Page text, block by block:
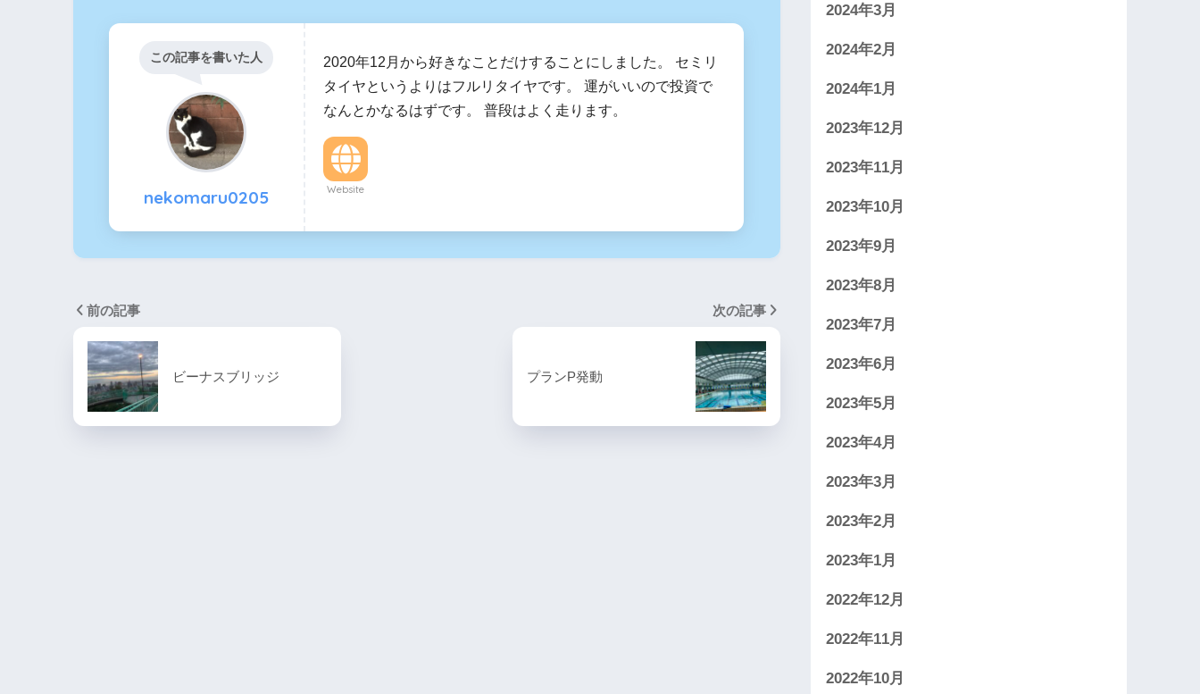
この記事を書いた人
nekomaru0205
2020年12月から好きなことだけすることにしました。 セミリ
タイヤというよりはフルリタイヤです。 運がいいので投資で
なんとかなるはずです。 普段はよく走ります。
Website
前の記事
ビーナスブリッジ
次の記事
プランP発動
2024年3月
2024年2月
2024年1月
2023年12月
2023年11月
2023年10月
2023年9月
2023年8月
2023年7月
2023年6月
2023年5月
2023年4月
2023年3月
2023年2月
2023年1月
2022年12月
2022年11月
2022年10月